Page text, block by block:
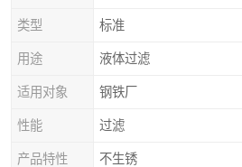
类型 标准
用途 液体过滤
适用对象 钢铁厂
性能 过滤
产品特性 不生锈